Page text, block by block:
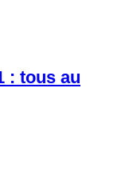
: tous au